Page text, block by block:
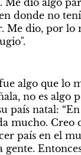
Me dio algo
donde no
Me dio, por lo
algo que lo
no es algo
país natal:
mucho. Creo
país en el
gente.